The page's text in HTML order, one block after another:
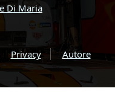
Di Maria
Privacy Autore